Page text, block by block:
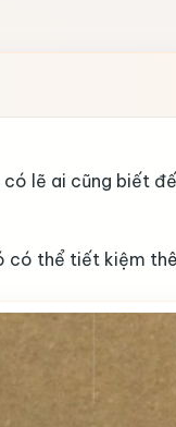
có lẽ ai cũng biết
có thể tiết kiệm